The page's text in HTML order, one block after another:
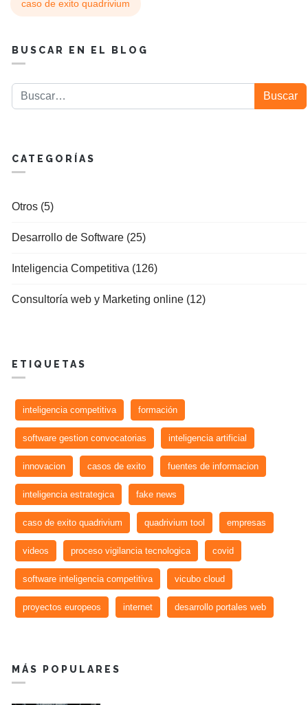
caso de exito quadrivium
BUSCAR EN EL BLOG
Buscar Buscar
CATEGORÍAS
Otros (5)
Desarrollo de Software (25)
Inteligencia Competitiva (126)
Consultoría web y Marketing online (12)
ETIQUETAS
inteligencia competitiva formación
software gestion convocatorias inteligencia artificial
innovacion casos de exito fuentes de informacion
inteligencia estrategica fake news
caso de exito quadrivium quadrivium tool empresas
videos proceso vigilancia tecnologica covid
software inteligencia competitiva vicubo cloud
proyectos europeos internet desarrollo portales web
MÁS POPULARES